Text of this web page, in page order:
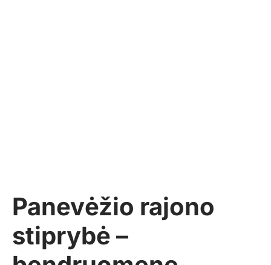
Panevėžio rajono
stiprybė –